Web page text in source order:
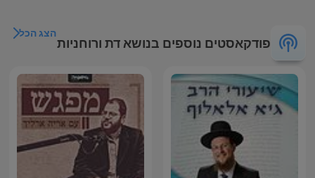
פודקאסטים נוספים בנושא דת ורוחניות
הצג הכל